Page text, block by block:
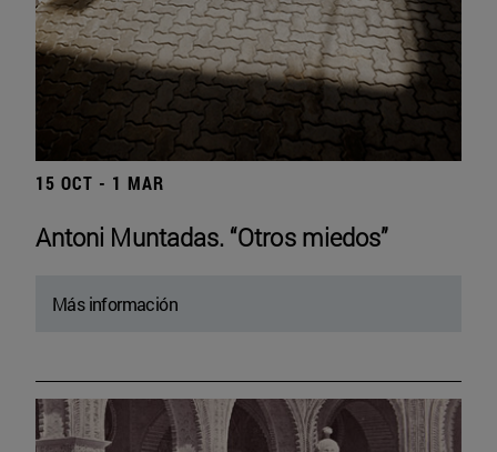
15 OCT - 1 MAR
Antoni Muntadas. “Otros miedos”
Más información